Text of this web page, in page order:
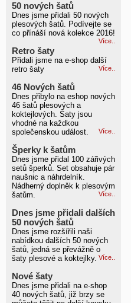
50 nových šatů
Dnes jsme přidali 50 nových
plesových šatů. Podívejte se
co přínáší nová kolekce 2016!
Více..
Retro šaty
Přidali jsme na e-shop další
retro šaty
Více..
46 Nových šatů
Dnes přibylo na eshop nových
46 šatů plesových a
koktejlových. Šaty jsou
vhodné na každkou
společenskou událost.
Více..
Šperky k šatům
Dnes jsme přidal 100 zářivých
setů šperků. Set obsahuje pár
naušnic a náhrdelník.
Nádherný doplněk k plesovým
šatům.
Více..
Dnes jsme přidali dalších
50 nových šatů
Dnes jsme rozšířili naši
nabídkou dalších 50 nových
šatů, jedná se převážně o
šaty plesové a koktejlky. Více..
Nové šaty
Dnes jsme přidali na e-shop
40 nových šatů, již brzy se